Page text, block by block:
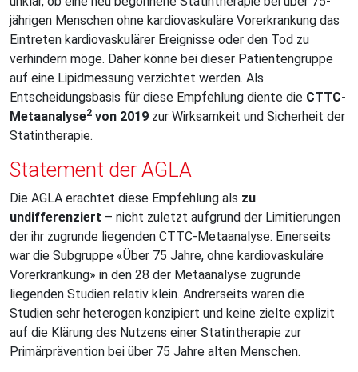
jährigen Menschen ohne kardiovaskuläre Vorerkrankung das
Eintreten kardiovaskulärer Ereignisse oder den Tod zu
verhindern möge. Daher könne bei dieser Patientengruppe
auf eine Lipidmessung verzichtet werden. Als
Entscheidungsbasis für diese Empfehlung diente die CTTC-
Metaanalyse2 von 2019 zur Wirksamkeit und Sicherheit der
Statintherapie.
Statement der AGLA
Die AGLA erachtet diese Empfehlung als zu
undifferenziert – nicht zuletzt aufgrund der Limitierungen
der ihr zugrunde liegenden CTTC-Metaanalyse. Einerseits
war die Subgruppe «Über 75 Jahre, ohne kardiovaskuläre
Vorerkrankung» in den 28 der Metaanalyse zugrunde
liegenden Studien relativ klein. Andrerseits waren die
Studien sehr heterogen konzipiert und keine zielte explizit
auf die Klärung des Nutzens einer Statintherapie zur
Primärprävention bei über 75 Jahre alten Menschen.